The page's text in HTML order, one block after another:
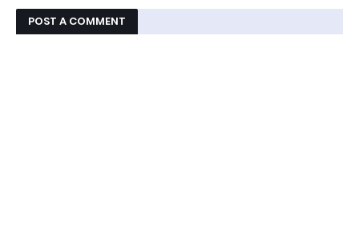
POST A COMMENT